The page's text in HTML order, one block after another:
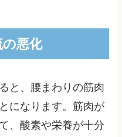
悪化
と、腰まわりの筋肉
になります。筋肉が
、酸素や栄養が十分